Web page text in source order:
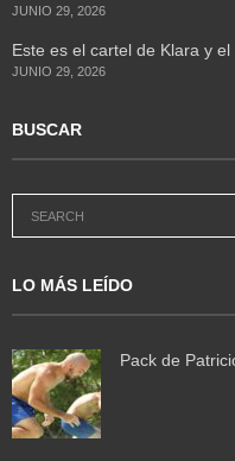
JUNIO 29, 2026
Este es el cartel de Klara y
JUNIO 29, 2026
BUSCAR
LO MÁS LEÍDO
Pack de